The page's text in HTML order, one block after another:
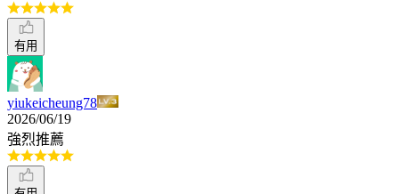
有用
yiukeicheung78
2026/06/19
強烈推薦